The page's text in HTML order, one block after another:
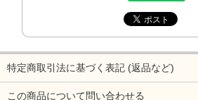
特定商取引法に基づく表記 (返品など)
この商品について問い合わせる